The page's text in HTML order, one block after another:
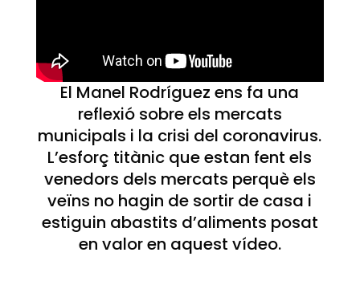
El Manel Rodríguez ens fa una
reflexió sobre els mercats
municipals i la crisi del coronavirus.
L’esforç titànic que estan fent els
venedors dels mercats perquè els
veïns no hagin de sortir de casa i
estiguin abastits d’aliments posat
en valor en aquest vídeo.